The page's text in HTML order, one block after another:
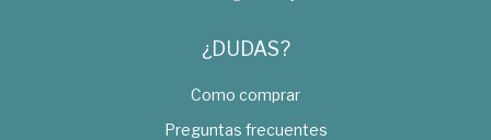
¿DUDAS?
Como comprar
Preguntas frecuentes